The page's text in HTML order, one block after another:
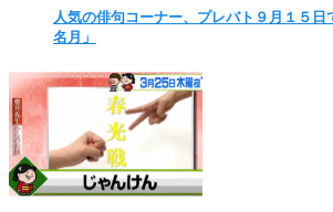
人気の俳句コーナー、プレバト９月１５日
名月」